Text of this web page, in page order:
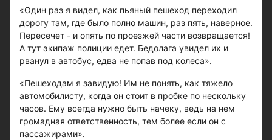
«Один раз я видел, как пьяный пешеход переходил
дорогу там, где было полно машин, раз пять, наверное.
Пересечет - и опять по проезжей части возвращается!
А тут экипаж полиции едет. Бедолага увидел их и
рванул в автобус, едва не попав под колеса».
«Пешеходам я завидую! Им не понять, как тяжело
автомобилисту, когда он стоит в пробке по нескольку
часов. Ему всегда нужно быть начеку, ведь на нем
громадная ответственность, тем более если он с
пассажирами».